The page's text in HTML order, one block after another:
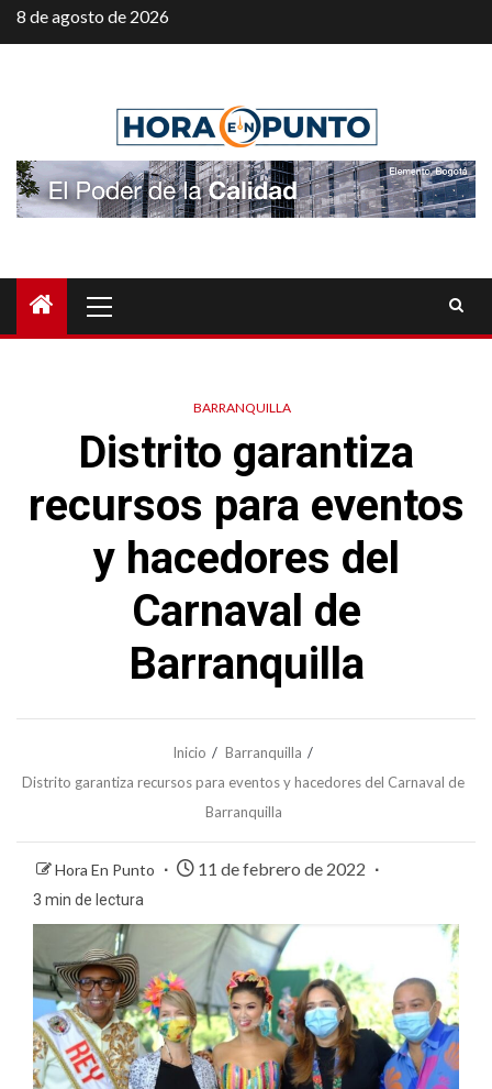
Saltar
al
8 de agosto de 2026
principal
BARRANQUILLA
Distrito garantiza
recursos para eventos
y hacedores del
Carnaval de
Barranquilla
Inicio
Barranquilla
Distrito garantiza recursos para eventos y hacedores del Carnaval de
Barranquilla
Hora En Punto 11 de febrero de 2022
3 min de lectura